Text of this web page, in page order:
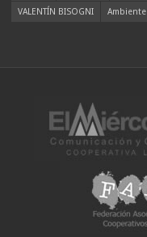
VALENTÍN BISOGNI
Ambiente